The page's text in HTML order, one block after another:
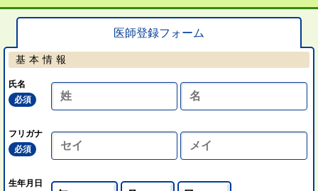
医師登録フォーム
基本情報
氏名
必須
フリガナ
必須
生年月日